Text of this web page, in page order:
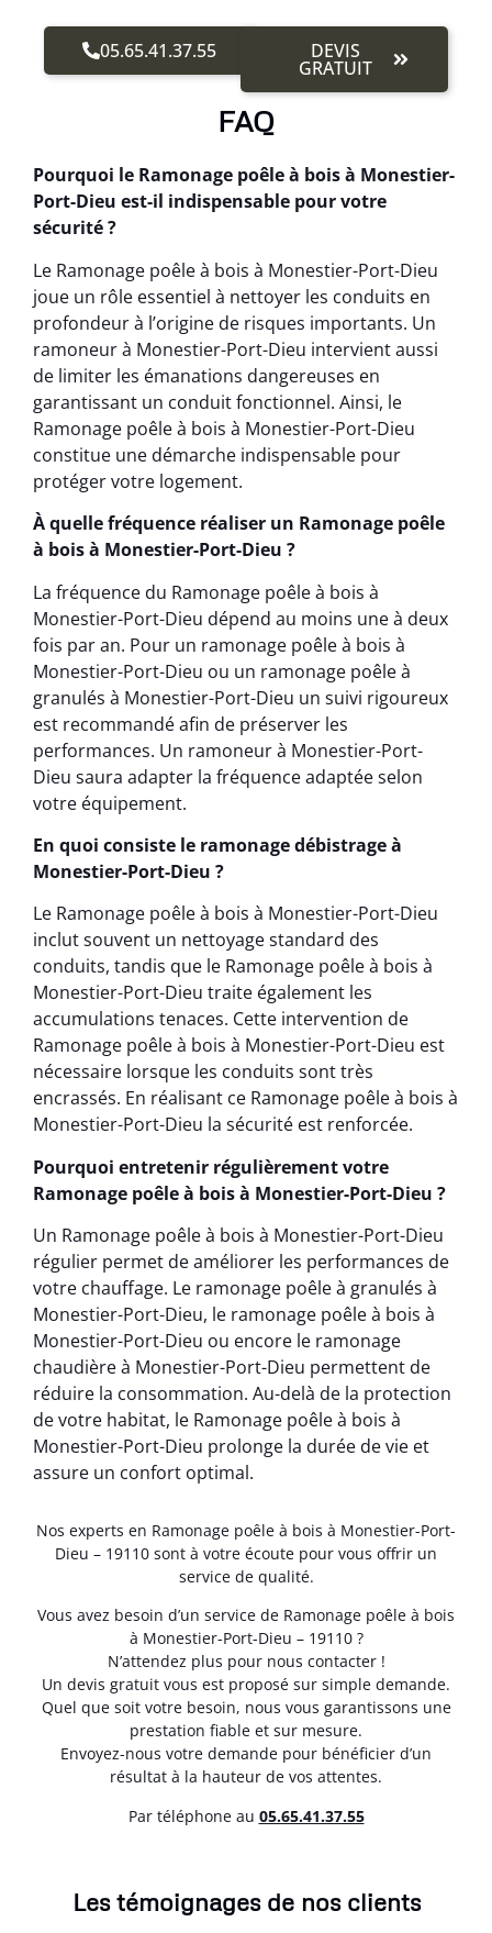
05.65.41.37.55 DEVIS
GRATUIT
FAQ
Pourquoi le Ramonage poêle à bois à Monestier-
Port-Dieu est-il indispensable pour votre
sécurité ?
Le Ramonage poêle à bois à Monestier-Port-Dieu
joue un rôle essentiel à nettoyer les conduits en
profondeur à l’origine de risques importants. Un
ramoneur à Monestier-Port-Dieu intervient aussi
de limiter les émanations dangereuses en
garantissant un conduit fonctionnel. Ainsi, le
Ramonage poêle à bois à Monestier-Port-Dieu
constitue une démarche indispensable pour
protéger votre logement.
À quelle fréquence réaliser un Ramonage poêle
à bois à Monestier-Port-Dieu ?
La fréquence du Ramonage poêle à bois à
Monestier-Port-Dieu dépend au moins une à deux
fois par an. Pour un ramonage poêle à bois à
Monestier-Port-Dieu ou un ramonage poêle à
granulés à Monestier-Port-Dieu un suivi rigoureux
est recommandé afin de préserver les
performances. Un ramoneur à Monestier-Port-
Dieu saura adapter la fréquence adaptée selon
votre équipement.
En quoi consiste le ramonage débistrage à
Monestier-Port-Dieu ?
Le Ramonage poêle à bois à Monestier-Port-Dieu
inclut souvent un nettoyage standard des
conduits, tandis que le Ramonage poêle à bois à
Monestier-Port-Dieu traite également les
accumulations tenaces. Cette intervention de
Ramonage poêle à bois à Monestier-Port-Dieu est
nécessaire lorsque les conduits sont très
encrassés. En réalisant ce Ramonage poêle à bois à
Monestier-Port-Dieu la sécurité est renforcée.
Pourquoi entretenir régulièrement votre
Ramonage poêle à bois à Monestier-Port-Dieu ?
Un Ramonage poêle à bois à Monestier-Port-Dieu
régulier permet de améliorer les performances de
votre chauffage. Le ramonage poêle à granulés à
Monestier-Port-Dieu, le ramonage poêle à bois à
Monestier-Port-Dieu ou encore le ramonage
chaudière à Monestier-Port-Dieu permettent de
réduire la consommation. Au-delà de la protection
de votre habitat, le Ramonage poêle à bois à
Monestier-Port-Dieu prolonge la durée de vie et
assure un confort optimal.
Nos experts en Ramonage poêle à bois à Monestier-Port-
Dieu – 19110 sont à votre écoute pour vous offrir un
service de qualité.
Vous avez besoin d’un service de Ramonage poêle à bois
à Monestier-Port-Dieu – 19110 ?
N’attendez plus pour nous contacter !
Un devis gratuit vous est proposé sur simple demande.
Quel que soit votre besoin, nous vous garantissons une
prestation fiable et sur mesure.
Envoyez-nous votre demande pour bénéficier d’un
résultat à la hauteur de vos attentes.
Par téléphone au 05.65.41.37.55
Les témoignages de nos clients